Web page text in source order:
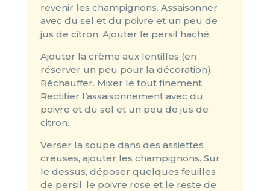
revenir les champignons. Assaisonner
avec du sel et du poivre et un peu de
jus de citron. Ajouter le persil haché.
Ajouter la crème aux lentilles (en
réserver un peu pour la décoration).
Réchauffer. Mixer le tout finement.
Rectifier l’assaisonnement avec du
poivre et du sel et un peu de jus de
citron.
Verser la soupe dans des assiettes
creuses, ajouter les champignons. Sur
le dessus, déposer quelques feuilles
de persil, le poivre rose et le reste de